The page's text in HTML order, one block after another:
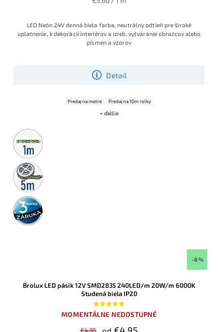
Detail
LED Neón 24V denná biela farba, neutrálny odtieň pre široké
uplatnenie, k dekorácií interiérov a izieb, vytváranie obrazcov alebo
písmen a vzorov
Predaj na metre Predaj na 10m rolky
+ ďalšie
Metrážny
predaj
5m
rolka
3 roky
záruka
–8 %
Brolux LED pásik 12V SMD2835 240LED/m 20W/m 6000K
Studená biela IP20
MOMENTÁLNE NEDOSTUPNÉ
€4,95